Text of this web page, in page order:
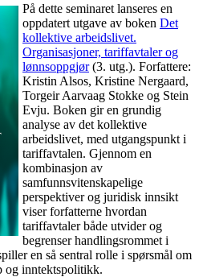
På dette seminaret lanseres en
oppdatert utgave av boken Det
kollektive arbeidslivet.
Organisasjoner, tariffavtaler og
lønnsoppgjør(3. utg.). Forfattere:
Kristin Alsos, Kristine Nergaard,
Torgeir Aarvaag Stokke og Stein
Evju. Boken gir en grundig
analyse av det kollektive
arbeidslivet, med utgangspunkt i
tariffavtalen. Gjennom en
kombinasjon av
samfunnsvitenskapelige
perspektiver og juridisk innsikt
viser forfatterne hvordan
tariffavtaler både utvider og
begrenser handlingsrommet i
en så sentral rolle i spørsmål om
og inntektspolitikk.